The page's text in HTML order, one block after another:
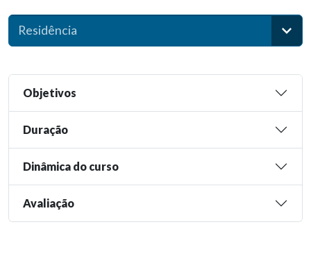
Residência
Objetivos
Duração
Dinâmica do curso
Avaliação